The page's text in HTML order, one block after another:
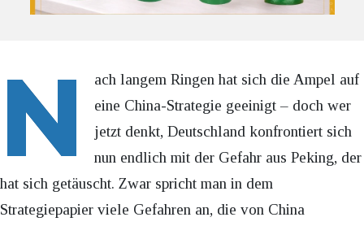
N
ach langem Ringen hat sich die Ampel auf
eine China-Strategie geeinigt – doch wer
jetzt denkt, Deutschland konfrontiert sich
nun endlich mit der Gefahr aus Peking, der
hat sich getäuscht. Zwar spricht man in dem
Strategiepapier viele Gefahren an, die von China